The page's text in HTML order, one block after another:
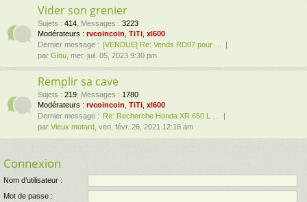
Vider son grenier
Sujets : 414 Messages : 3223
Modérateurs : rvcoincoin TiTi xl600
Dernier message : [VENDUE] Re: Vends RD07 pour …
par Glou , mer. juil. 05, 2023 9:30 pm
Remplir sa cave
Sujets : 219 Messages : 1780
Modérateurs : rvcoincoin TiTi xl600
Dernier message :
Re: Recherche Honda XR 650 L …
par Vieux motard , ven. févr. 26, 2021 12:18 am
Connexion
Nom d’utilisateur :
Mot de passe :